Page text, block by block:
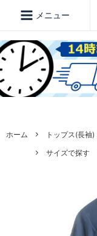
メニュー
ホーム トップス(長袖)
サイズで探す